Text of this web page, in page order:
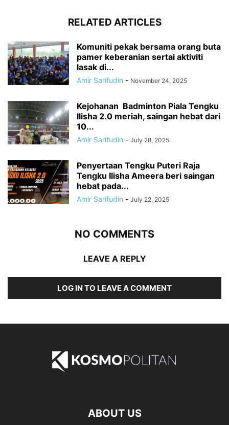
RELATED ARTICLES
Komuniti pekak bersama orang buta
pamer keberanian sertai aktiviti
lasak di...
Amir Sarifudin - November 24, 2025
Kejohanan Badminton Piala Tengku
Ilisha 2.0 meriah, saingan hebat dari
10...
Amir Sarifudin - July 28, 2025
Penyertaan Tengku Puteri Raja
Tengku Ilisha Ameera beri saingan
hebat pada...
Amir Sarifudin - July 22, 2025
NO COMMENTS
LEAVE A REPLY
LOG IN TO LEAVE A COMMENT
ABOUT US